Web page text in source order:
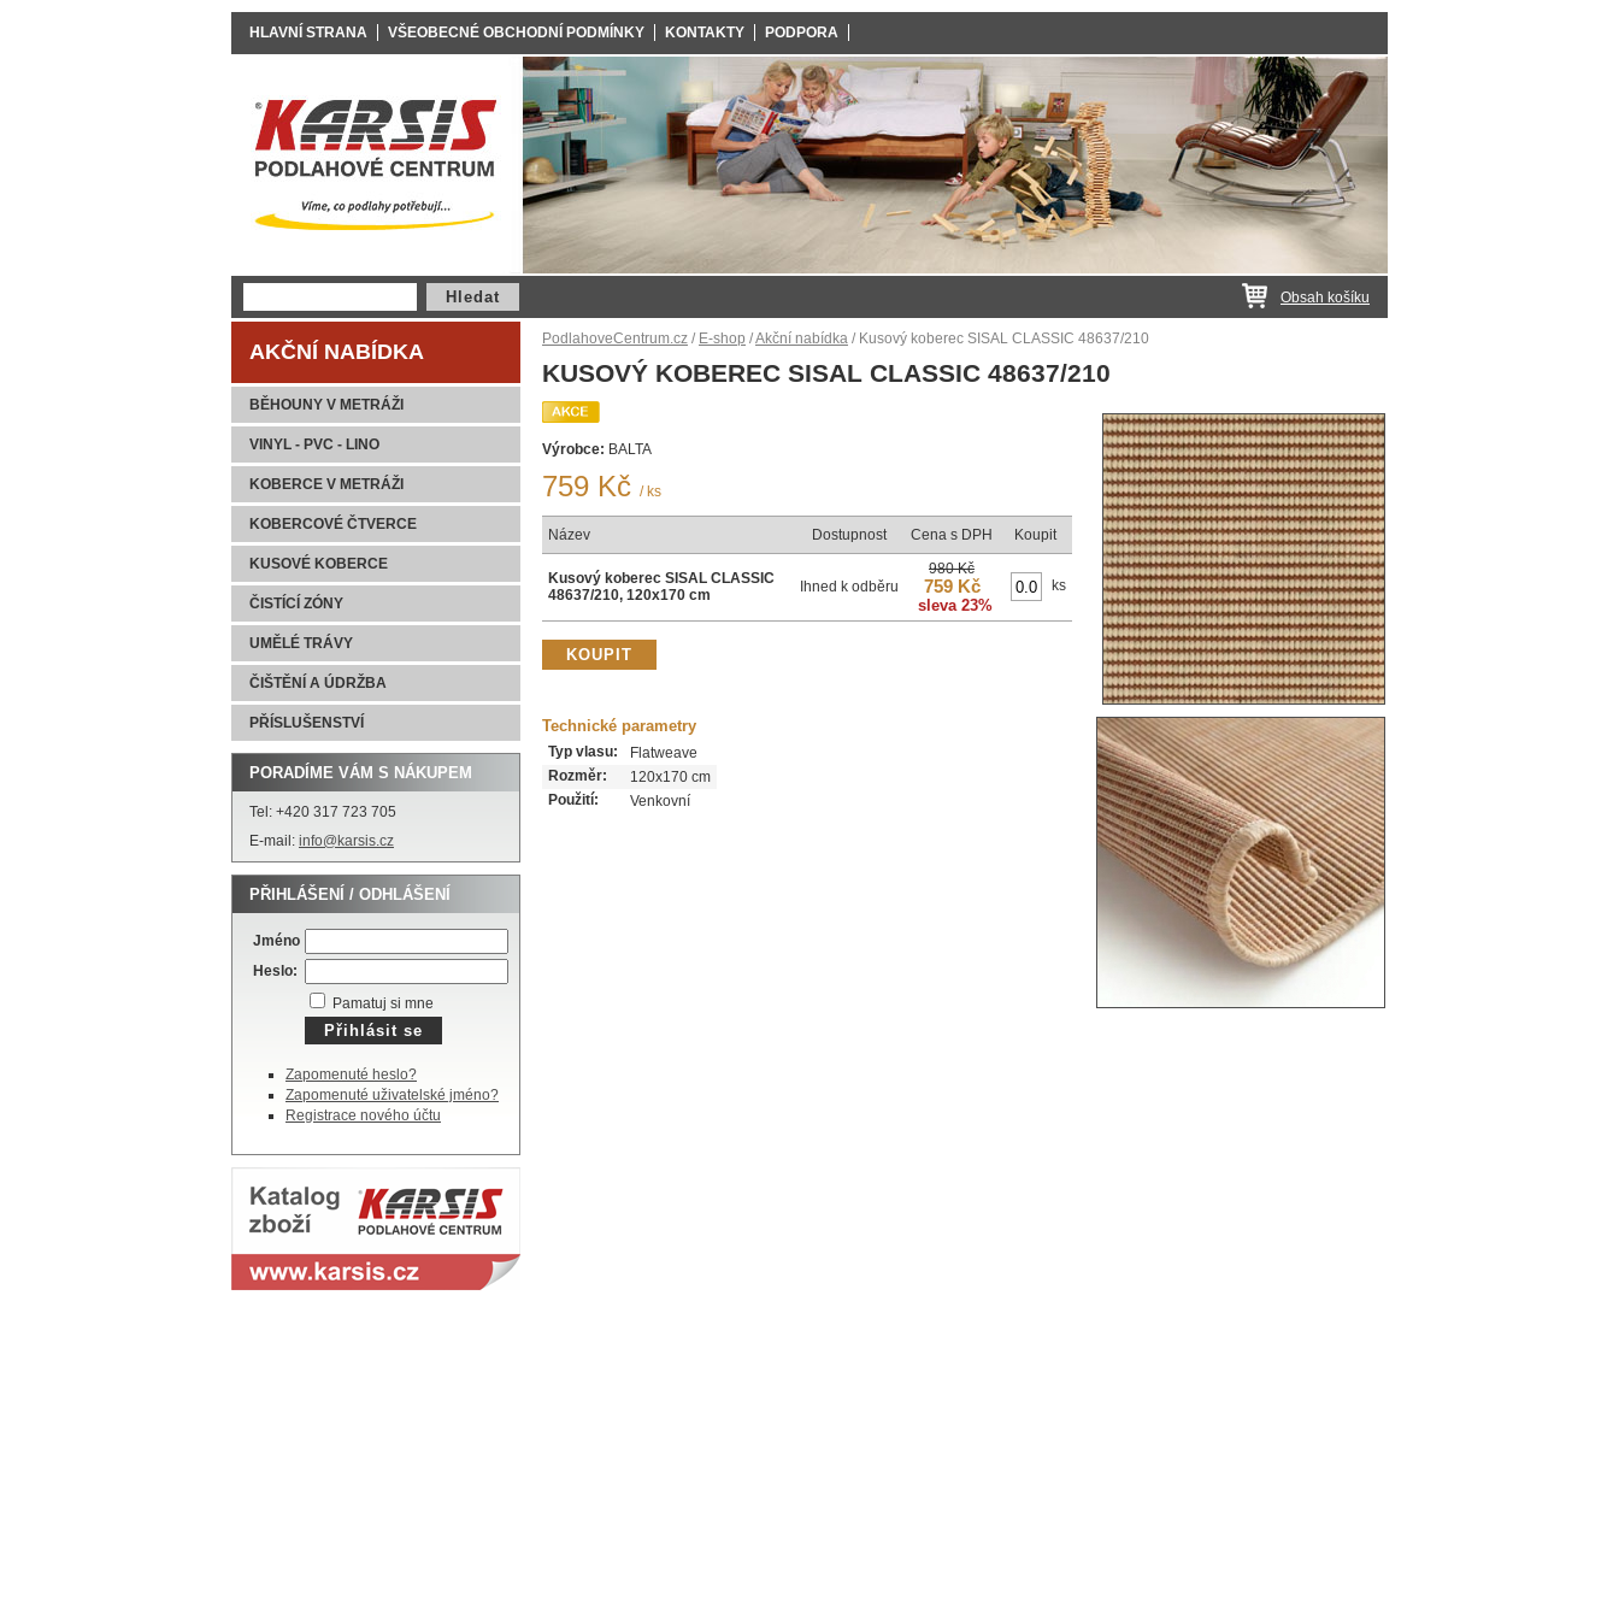
AKČNÍ NABÍDKA
BĚHOUNY V METRÁŽI
VINYL - PVC - LINO
KOBERCE V METRÁŽI
KOBERCOVÉ ČTVERCE
KUSOVÉ KOBERCE
ČISTÍCÍ ZÓNY
UMĚLÉ TRÁVY
ČIŠTĚNÍ A ÚDRŽBA
PŘÍSLUŠENSTVÍ
PORADÍME VÁM S NÁKUPEM
Tel: +420 317 723 705
E-mail: info@karsis.cz
PŘIHLÁŠENÍ / ODHLÁŠENÍ
Jméno
Heslo:
Pamatuj si mne
Zapomenuté heslo?
Zapomenuté uživatelské jméno?
Registrace nového účtu
PodlahoveCentrum.cz / E-shop /Akční nabídka / Kusový koberec SISAL CLASSIC 48637/210
KUSOVÝ KOBEREC SISAL CLASSIC 48637/210
Výrobce: BALTA
759 Kč / ks
Název Dostupnost Cena s DPH Koupit
Kusový koberec SISAL CLASSIC
48637/210, 120x170 cm
Ihned k odběru
980 Kč
759 Kč
sleva 23%
ks
Technické parametry
Typ vlasu:
Flatweave
Rozměr:
120x170 cm
Použití:
Venkovní
HLAVNÍ STRANA VŠEOBECNÉ OBCHODNÍ PODMÍNKY KONTAKTY PODPORA
Obsah košíku